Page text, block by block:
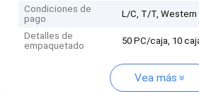
Condiciones de
pago
L/C, T/T, Western
Detalles de
empaquetado
50 PC/caja, 10
Vea más